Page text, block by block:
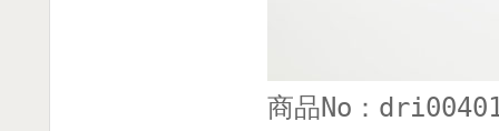
商品No：